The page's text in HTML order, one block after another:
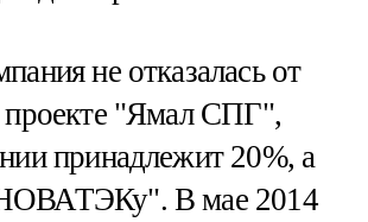
не отказалась от
проекте "Ямал СПГ",
принадлежит 20%, а
В мае 2014